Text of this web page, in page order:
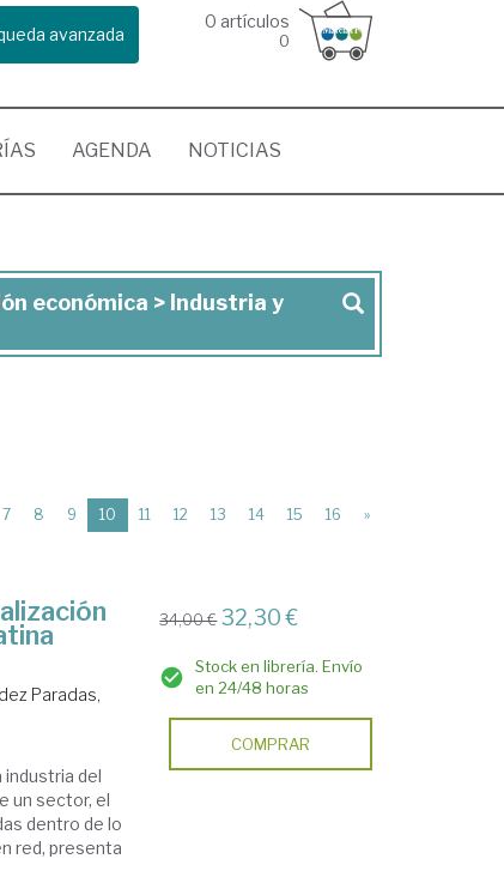
avanzada
0 artículos
0
AGENDA NOTICIAS
económica > Industria y
7 8 9 10 (current)
11 12 13 14 15 16 »
Paradas,
industria del
un sector, el
dentro de lo
red, presenta
34,00 € 32,30 €
Stock en librería. Envío
en 24/48 horas
COMPRAR